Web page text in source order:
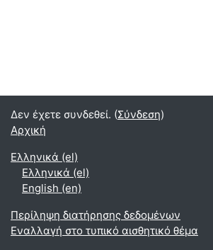
Δεν έχετε συνδεθεί. (Σύνδεση)
Αρχική
Ελληνικά ‎(el)‎
Ελληνικά ‎(el)‎
English ‎(en)‎
Περίληψη διατήρησης δεδομένων
Εναλλαγή στο τυπικό αισθητικό θέμα